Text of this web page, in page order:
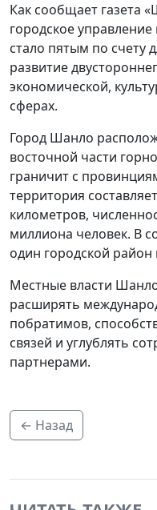
Как сообщает газета
городское
стало пятым по счету
развитие
экономической,
сферах.
Город Шанло
восточной части
граничит с
территория
километров,
миллиона человек. В
один городской район
Местные власти
расширять
побратимов,
связей и углублять
партнерами.
← Назад